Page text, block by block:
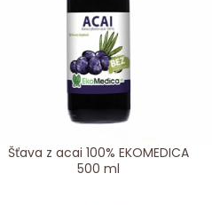
Šťava z acai 100% EKOMEDICA
500 ml